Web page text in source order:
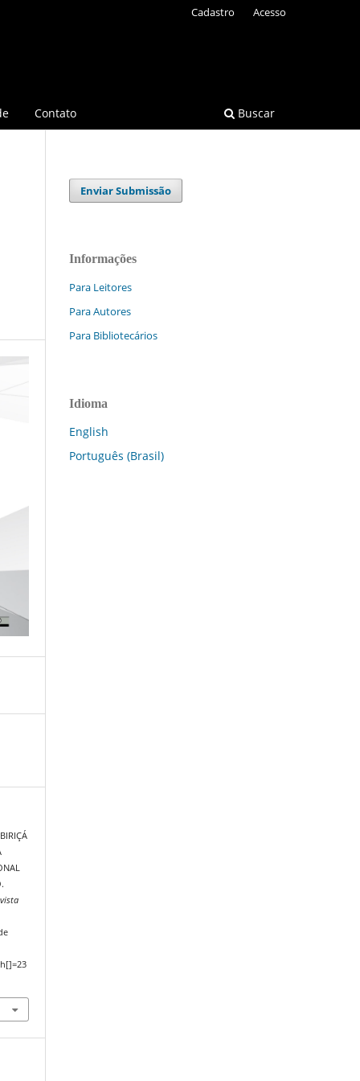
Contato Buscar
Cadastro Acesso
Enviar Submissão
Informações
Para Leitores
Para Autores
Para Bibliotecários
Idioma
English
Português (Brasil)